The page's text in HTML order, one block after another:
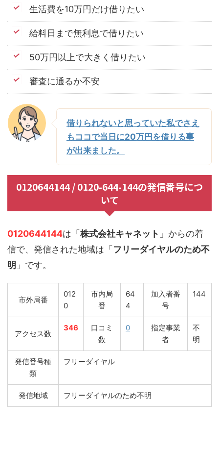
生活費を10万円だけ借りたい
給料日まで無利息で借りたい
50万円以上で大きく借りたい
審査に通るか不安
借りられないと思っていた私でさえ
もココで当日に20万円を借りる事
が出来ました。
0120644144 / 0120-644-144の発信番号につ
いて
0120644144は「株式会社キャネット 」からの着
信で、発信された地域は「 フリーダイヤルのため不
明 」です。
市外局番
012
0
市内局
番
64
4
加入者番
号
144
アクセス数
346
口コミ
数
0
指定事業
者
不
明
発信番号種
類
フリーダイヤル
発信地域 フリーダイヤルのため不明